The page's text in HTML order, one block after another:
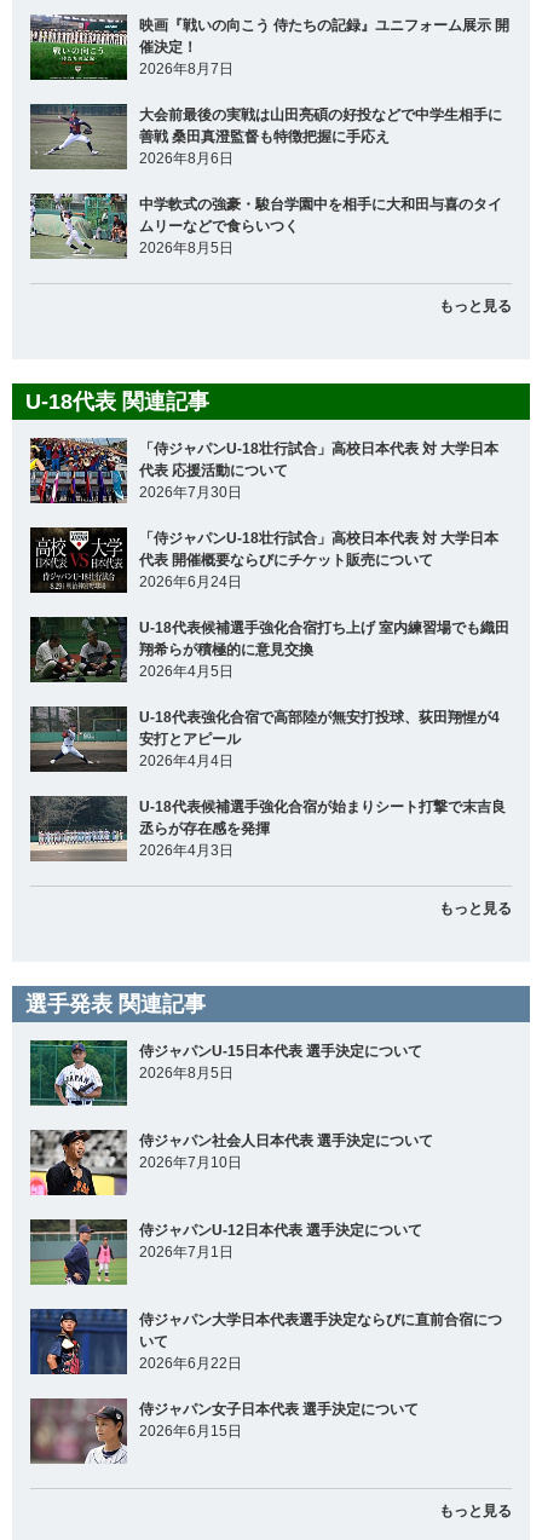
映画『戦いの向こう 侍たちの記録』ユニフォーム展示 開
催決定！
2026年8月7日
大会前最後の実戦は山田亮碩の好投などで中学生相手に
善戦 桑田真澄監督も特徴把握に手応え
2026年8月6日
中学軟式の強豪・駿台学園中を相手に大和田与喜のタイ
ムリーなどで食らいつく
2026年8月5日
もっと見る
U-18代表 関連記事
「侍ジャパンU-18壮行試合」高校日本代表 対 大学日本
代表 応援活動について
2026年7月30日
「侍ジャパンU-18壮行試合」高校日本代表 対 大学日本
代表 開催概要ならびにチケット販売について
2026年6月24日
U-18代表候補選手強化合宿打ち上げ 室内練習場でも織田
翔希らが積極的に意見交換
2026年4月5日
U-18代表強化合宿で高部陸が無安打投球、荻田翔惺が4
安打とアピール
2026年4月4日
U-18代表候補選手強化合宿が始まりシート打撃で末吉良
丞らが存在感を発揮
2026年4月3日
もっと見る
選手発表 関連記事
侍ジャパンU-15日本代表 選手決定について
2026年8月5日
侍ジャパン社会人日本代表 選手決定について
2026年7月10日
侍ジャパンU-12日本代表 選手決定について
2026年7月1日
侍ジャパン大学日本代表選手決定ならびに直前合宿につ
いて
2026年6月22日
侍ジャパン女子日本代表 選手決定について
2026年6月15日
もっと見る